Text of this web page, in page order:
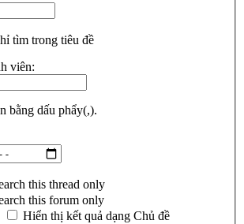
tìm trong tiêu đề
viên:
bằng dấu phẩy(,).
this thread only
this forum only
Hiển thị kết quả dạng Chủ đề